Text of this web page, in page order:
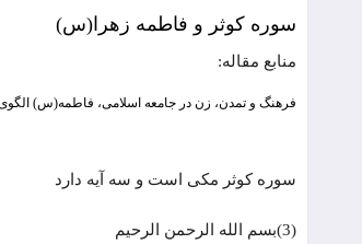
سوره کوثر و فاطمه زهرا(س)
منابع مقاله:
فرهنگ و تمدن، زن در جامعه اسلامی، فاطمه(س) الگوی
سوره کوثر مکی است و سه آیه دارد
(3)بسم الله الرحمن الرحیم